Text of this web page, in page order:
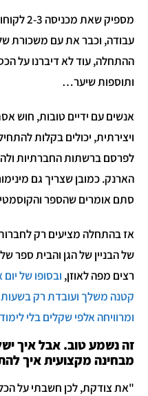
מספיק
ההתחלה, עוד לא דיברנו על
ותוספות שיער…
אנשים עם ידיים טובות, חוש
ויצירתית, יכולים בקלות
לפרסם ברשתות החברתיות
הארנק. כמובן שצריך גם
סתם אומרים שהספר
אז בהתחלה מציעים רק
של הבניין של הגן והבית ספר
רצים מפה לאוזן, ובסופו של
קטנה משלך ועובדת רק בשעות
ומרוויחה אלפי שקלים בלי
זה נשמע טוב. אבל איך
מבחינה מקצועית איך
"את צודקת, לכן חשבתי על